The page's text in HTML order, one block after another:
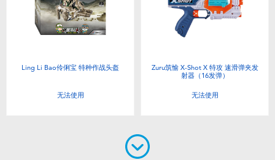
Ling Li Bao伶俐宝 特种作战头盔
无法使用
Zuru筑愉 X-Shot X 特攻 速滑弹夹发
射器（16发弹）
无法使用